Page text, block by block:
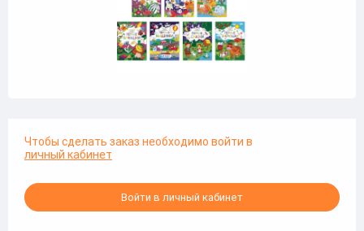
Чтобы сделать заказ необходимо войти в
личный кабинет
Войти в личный кабинет